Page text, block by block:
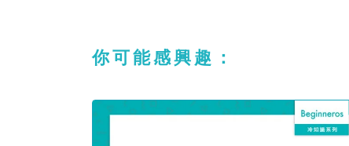
你可能感興趣：